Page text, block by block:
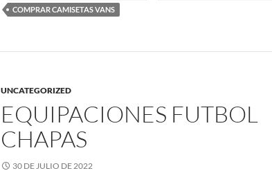
COMPRAR CAMISETAS VANS
UNCATEGORIZED
EQUIPACIONES FUTBOL
CHAPAS
30 DE JULIO DE 2022